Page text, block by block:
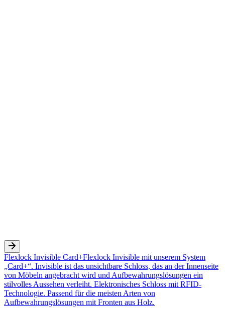
Flexlock Invisible Card+Flexlock Invisible mit unserem System
„Card+“. Invisible ist das unsichtbare Schloss, das an der Innenseite
von Möbeln angebracht wird und Aufbewahrungslösungen ein
stilvolles Aussehen verleiht. Elektronisches Schloss mit RFID-
Technologie. Passend für die meisten Arten von
Aufbewahrungslösungen mit Fronten aus Holz.